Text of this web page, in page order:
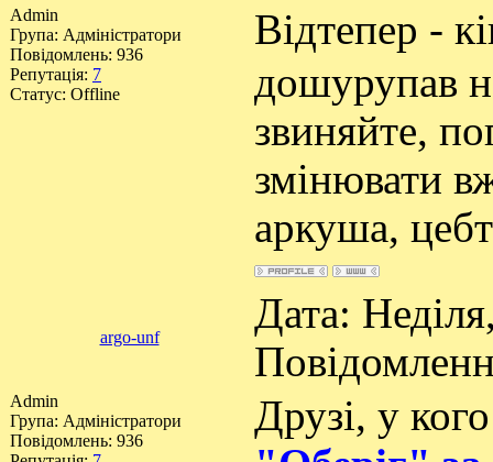
Admin
Група: Адміністратори
Повідомлень: 936
Репутація: 7
Статус: Offline
Відтепер -
дошурупав
звиняйте,
змінювати
аркуша,
argo-unf
Дата:
Admin
Група: Адміністратори
Повідомлень: 936
Друзі, у